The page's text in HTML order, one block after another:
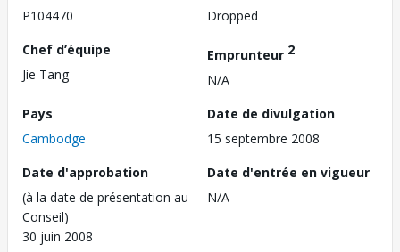
P104470
Dropped
Chef d’équipe
Jie Tang
Emprunteur 2
N/A
Pays
Cambodge
Date de divulgation
15 septembre 2008
Date d'approbation
(à la date de présentation au
Conseil)
30 juin 2008
Date d'entrée en vigueur
N/A